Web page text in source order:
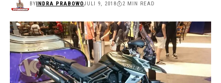
BYINDRA PRABOWOJULI 9, 2018 2 MIN READ